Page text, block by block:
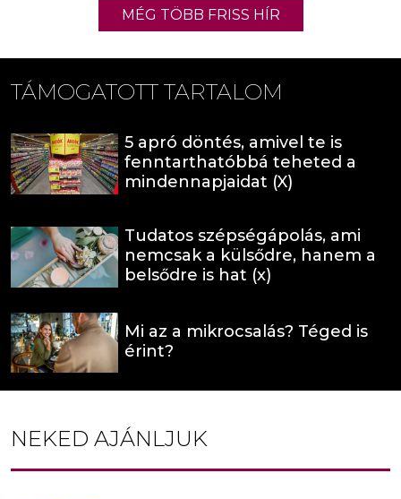
MÉG TÖBB FRISS HÍR
TÁMOGATOTT TARTALOM
5 apró döntés, amivel te is
fenntarthatóbbá teheted a
mindennapjaidat (X)
Tudatos szépségápolás, ami
nemcsak a külsődre, hanem a
belsődre is hat (x)
Mi az a mikrocsalás? Téged is
érint?
NEKED AJÁNLJUK